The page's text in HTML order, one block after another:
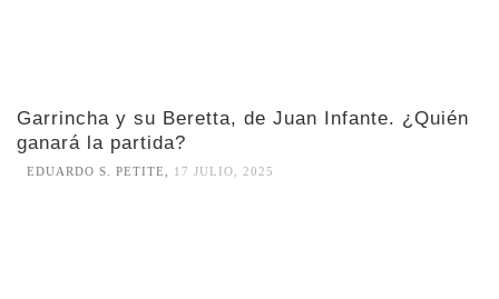
Garrincha y su Beretta, de Juan Infante. ¿Quién
ganará la partida?
EDUARDO S. PETITE 17 JULIO, 2025